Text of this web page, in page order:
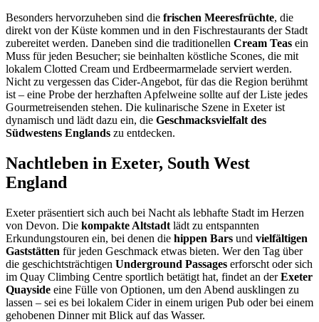
Besonders hervorzuheben sind die frischen Meeresfrüchte, die
direkt von der Küste kommen und in den Fischrestaurants der Stadt
zubereitet werden. Daneben sind die traditionellen Cream Teas ein
Muss für jeden Besucher; sie beinhalten köstliche Scones, die mit
lokalem Clotted Cream und Erdbeermarmelade serviert werden.
Nicht zu vergessen das Cider-Angebot, für das die Region berühmt
ist – eine Probe der herzhaften Apfelweine sollte auf der Liste jedes
Gourmetreisenden stehen. Die kulinarische Szene in Exeter ist
dynamisch und lädt dazu ein, die Geschmacksvielfalt des
Südwestens Englands zu entdecken.
Nachtleben in Exeter, South West
England
Exeter präsentiert sich auch bei Nacht als lebhafte Stadt im Herzen
von Devon. Die kompakte Altstadt lädt zu entspannten
Erkundungstouren ein, bei denen die hippen Bars und vielfältigen
Gaststätten für jeden Geschmack etwas bieten. Wer den Tag über
die geschichtsträchtigen Underground Passages erforscht oder sich
im Quay Climbing Centre sportlich betätigt hat, findet an derExeter
Quayside eine Fülle von Optionen, um den Abend ausklingen zu
lassen – sei es bei lokalem Cider in einem urigen Pub oder bei einem
gehobenen Dinner mit Blick auf das Wasser.